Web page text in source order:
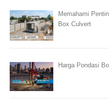
Memahami
Box Culvert
Harga Pondasi